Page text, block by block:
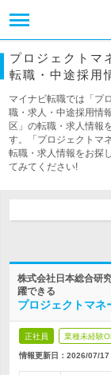
プロジェクトマ
転職・中途採用
マイナビ転職では「プ
職・求人・中途採用情
区」の転職・求人情報
す。「プロジェクトマ
転職・求人情報をお探
てみてください!
株式会社日本総合研
躍できる
プロジェクトマネ
正社員 業種未経験
情報更新日：2026/07/17